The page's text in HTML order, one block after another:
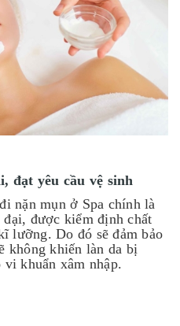
đạt yêu cầu vệ sinh
nặn mụn ở Spa chính là
được kiểm định chất
lưỡng. Do đó sẽ đảm bảo
không khiến làn da bị
khuẩn xâm nhập.